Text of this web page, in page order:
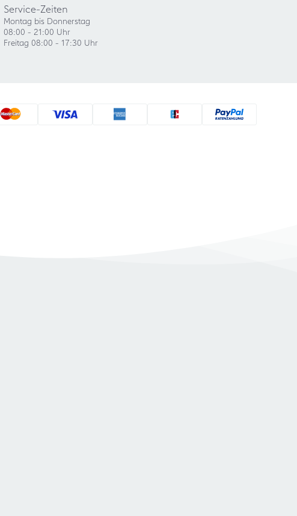
Service-Zeiten
Montag bis Donnerstag
08:00 - 21:00 Uhr
Freitag 08:00 - 17:30 Uhr